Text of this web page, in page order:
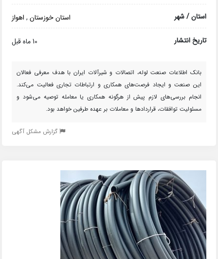
استان / شهر استان خوزستان, اهواز
تاریخ انتشار 10 ماه قبل
بانک اطلاعات صنعت لوله، اتصالات و شیرآلات ایران با هدف معرفی فعالان
این صنعت و ایجاد فرصت‌های همکاری و ارتباطات تجاری فعالیت می‌کند.
انجام بررسی‌های لازم پیش از هرگونه همکاری یا معامله توصیه می‌شود و
مسئولیت توافقات، قراردادها و معاملات بر عهده طرفین خواهد بود.
گزارش مشکل آگهی